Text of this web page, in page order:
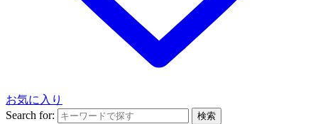
お気に入り
Search for:
検索